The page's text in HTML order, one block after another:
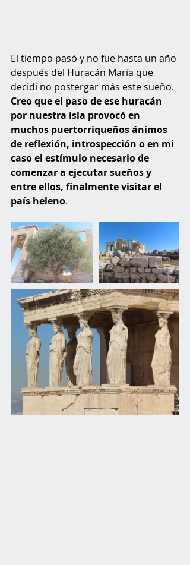
El tiempo pasó y no fue hasta un año
después del Huracán María que
decidí no postergar más este sueño.
Creo que el paso de ese huracán
por nuestra isla provocó en
muchos puertorriqueños ánimos
de reflexión, introspección o en mi
caso el estímulo necesario de
comenzar a ejecutar sueños y
entre ellos, finalmente visitar el
país heleno.